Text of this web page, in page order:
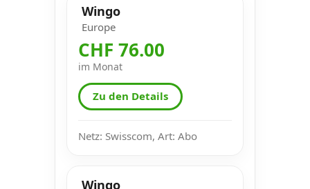
Wingo
Europe
CHF 76.00
im Monat
Zu den Details
Netz: Swisscom, Art: Abo
Wingo